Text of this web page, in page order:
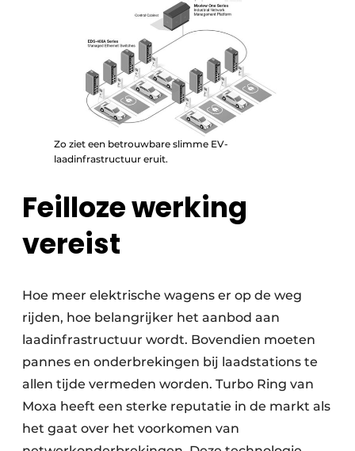
Zo ziet een betrouwbare slimme EV-
laadinfrastructuur eruit.
Feilloze werking
vereist
Hoe meer elektrische wagens er op de weg
rijden, hoe belangrijker het aanbod aan
laadinfrastructuur wordt. Bovendien moeten
pannes en onderbrekingen bij laadstations te
allen tijde vermeden worden. Turbo Ring van
Moxa heeft een sterke reputatie in de markt als
het gaat over het voorkomen van